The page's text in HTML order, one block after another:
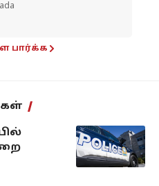
பார்க்க